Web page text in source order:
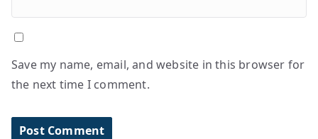
Save my name, email, and website in this browser for
the next time I comment.